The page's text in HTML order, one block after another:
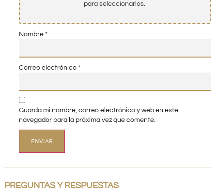
para seleccionarlos.
Nombre *
Correo electrónico *
Guarda mi nombre, correo electrónico y web en este
navegador para la próxima vez que comente.
PREGUNTAS Y RESPUESTAS